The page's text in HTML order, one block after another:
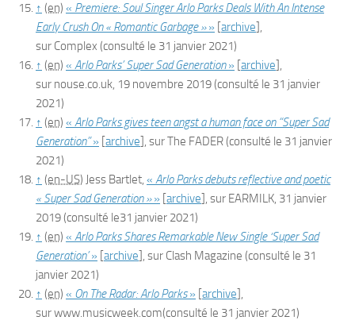
↑ (en) « Premiere: Soul Singer Arlo Parks Deals With An Intense
Early Crush On « Romantic Garbage »» [archive],
sur Complex (consulté le 31 janvier 2021)
↑ (en) « Arlo Parks’ Super Sad Generation» [archive],
sur nouse.co.uk, 19 novembre 2019(consulté le 31 janvier
2021)
↑ (en) « Arlo Parks gives teen angst a human face on “Super Sad
Generation”» [archive], surThe FADER(consulté le 31 janvier
2021)
↑ (en-US) Jess Bartlet, « Arlo Parks debuts reflective and poetic
« Super Sad Generation »» [archive], sur EARMILK, 31 janvier
2019(consulté le31 janvier 2021)
↑ (en) « Arlo Parks Shares Remarkable New Single ‘Super Sad
Generation’» [archive], sur Clash Magazine (consulté le 31
janvier 2021)
↑ (en) « On The Radar: Arlo Parks» [archive],
surwww.musicweek.com(consulté le 31 janvier 2021)